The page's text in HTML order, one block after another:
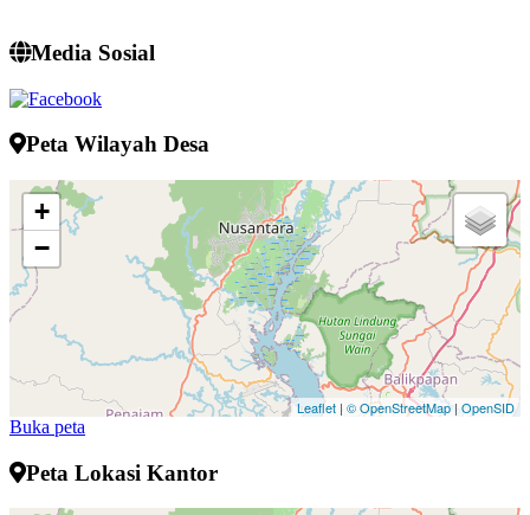
Media Sosial
Peta Wilayah Desa
+
−
Leaflet | © OpenStreetMap | OpenSID
Buka peta
Peta Lokasi Kantor